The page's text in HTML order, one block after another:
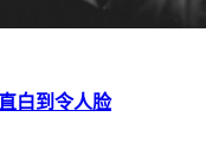
白到令人脸